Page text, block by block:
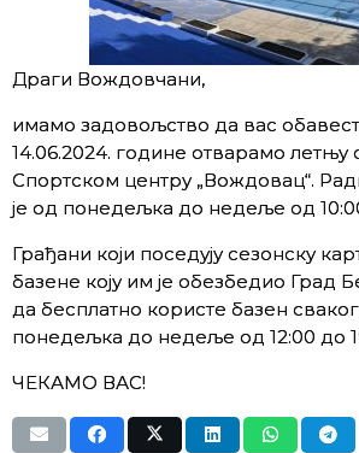
Драги Вождовчани,
имамо задовољство да вас
14.06.2024. године отварамо летњу
Спортском центру „Вождовац“.
је од понедељка до недеље од
Грађани који поседују сезонску
базене коју им је обезбедио Град
да бесплатно користе базен
понедељка до недеље од 12:00 до
ЧЕКАМО ВАС!